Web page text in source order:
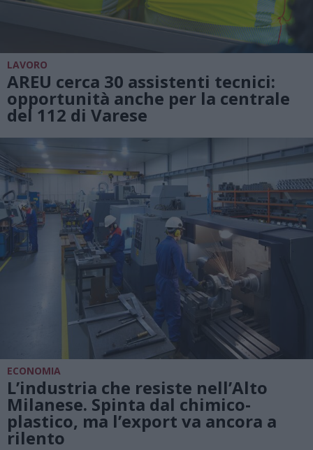
LAVORO
AREU cerca 30 assistenti tecnici:
opportunità anche per la centrale
del 112 di Varese
ECONOMIA
L’industria che resiste nell’Alto
Milanese. Spinta dal chimico-
plastico, ma l’export va ancora a
rilento